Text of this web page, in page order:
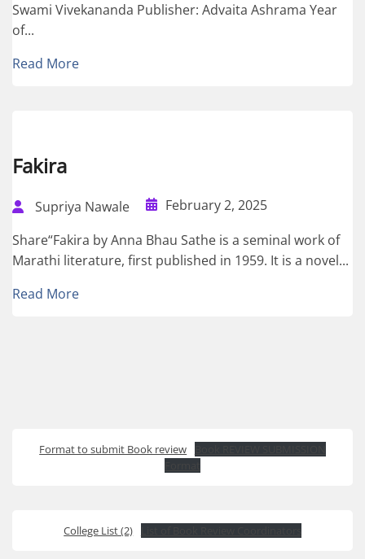
Swami Vivekananda Publisher: Advaita Ashrama Year
of...
Read More
Fakira
Supriya Nawale
February 2, 2025
Share“Fakira by Anna Bhau Sathe is a seminal work of
Marathi literature, first published in 1959. It is a novel...
Read More
Format to submit Book review
College List (2)